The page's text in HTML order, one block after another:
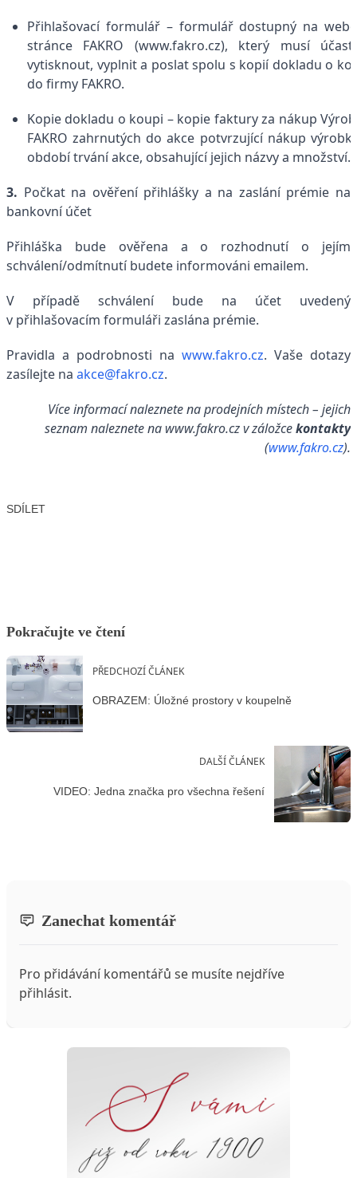
Přihlašovací formulář – formulář dostupný na
stránce FAKRO (www.fakro.cz), který musí
vytisknout, vyplnit a poslat spolu s kopií dokladu o
do firmy FAKRO.
Kopie dokladu o koupi – kopie faktury za nákup
FAKRO zahrnutých do akce potvrzující nákup
období trvání akce, obsahující jejich názvy a množství.
3. Počkat na ověření přihlášky a na zaslání prémie na
bankovní účet
Přihláška bude ověřena a o rozhodnutí o jejím
schválení/odmítnutí budete informováni emailem.
V případě schválení bude na účet uvedený
v přihlašovacím formuláři zaslána prémie.
Pravidla a podrobnosti na www.fakro.cz. Vaše dotazy
zasílejte na akce@fakro.cz.
Více informací naleznete na prodejních místech – jejich
seznam naleznete na www.fakro.cz v záložcekontakty
(www.fakro.cz).
SDÍLET
Pokračujte ve čtení
PŘEDCHOZÍ ČLÁNEK
OBRAZEM: Úložné prostory v koupelně
DALŠÍ ČLÁNEK
VIDEO: Jedna značka pro všechna řešení
Zanechat komentář
Pro přidávání komentářů se musíte nejdříve
přihlásit.